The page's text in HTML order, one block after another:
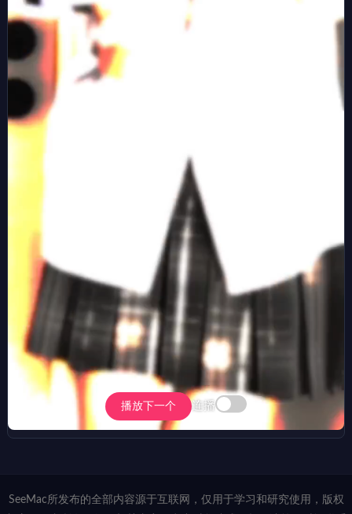
播放下一个 连播
SeeMac所发布的全部内容源于互联网，仅用于学习和研究使用，版权